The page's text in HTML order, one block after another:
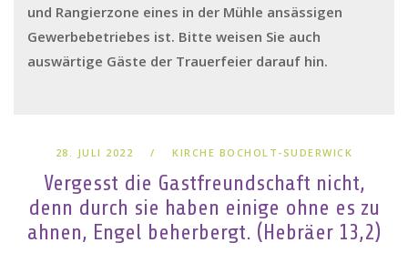
und Rangierzone eines in der Mühle ansässigen
Gewerbebetriebes ist. Bitte weisen Sie auch
auswärtige Gäste der Trauerfeier darauf hin.
28. JULI 2022 KIRCHE BOCHOLT-SUDERWICK
Vergesst die Gastfreundschaft nicht,
denn durch sie haben einige ohne es zu
ahnen, Engel beherbergt. (Hebräer 13,2)